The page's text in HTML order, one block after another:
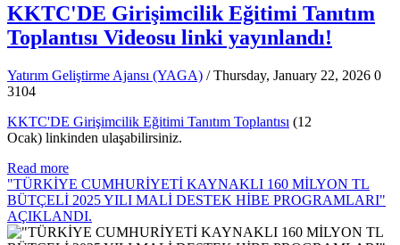
KKTC'DE Girişimcilik Eğitimi Tanıtım
Toplantısı Videosu linki yayınlandı!
Yatırım Geliştirme Ajansı (YAGA) / Thursday, January 22, 2026 0
3104
KKTC'DE Girişimcilik Eğitimi Tanıtım Toplantısı (12
Ocak) linkinden ulaşabilirsiniz.
Read more
"TÜRKİYE CUMHURİYETİ KAYNAKLI 160 MİLYON TL
BÜTÇELİ 2025 YILI MALİ DESTEK HİBE PROGRAMLARI"
AÇIKLANDI.